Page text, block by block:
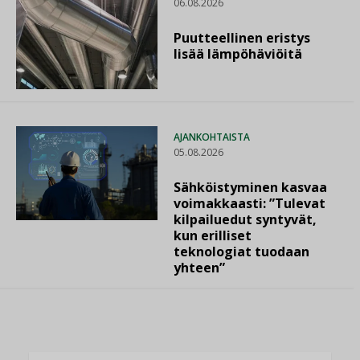
06.08.2026
Puutteellinen eristys
lisää lämpöhäviöitä
AJANKOHTAISTA
05.08.2026
Sähköistyminen kasvaa
voimakkaasti: ”Tulevat
kilpailuedut syntyvät,
kun erilliset
teknologiat tuodaan
yhteen”